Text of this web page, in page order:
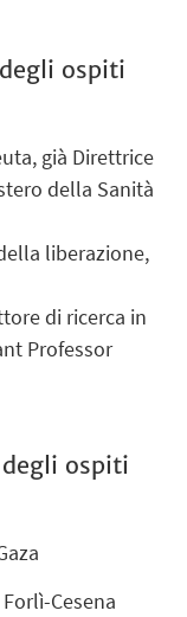
ospiti
già Direttrice
della Sanità
liberazione,
di ricerca in
Professor
ospiti
Cesena